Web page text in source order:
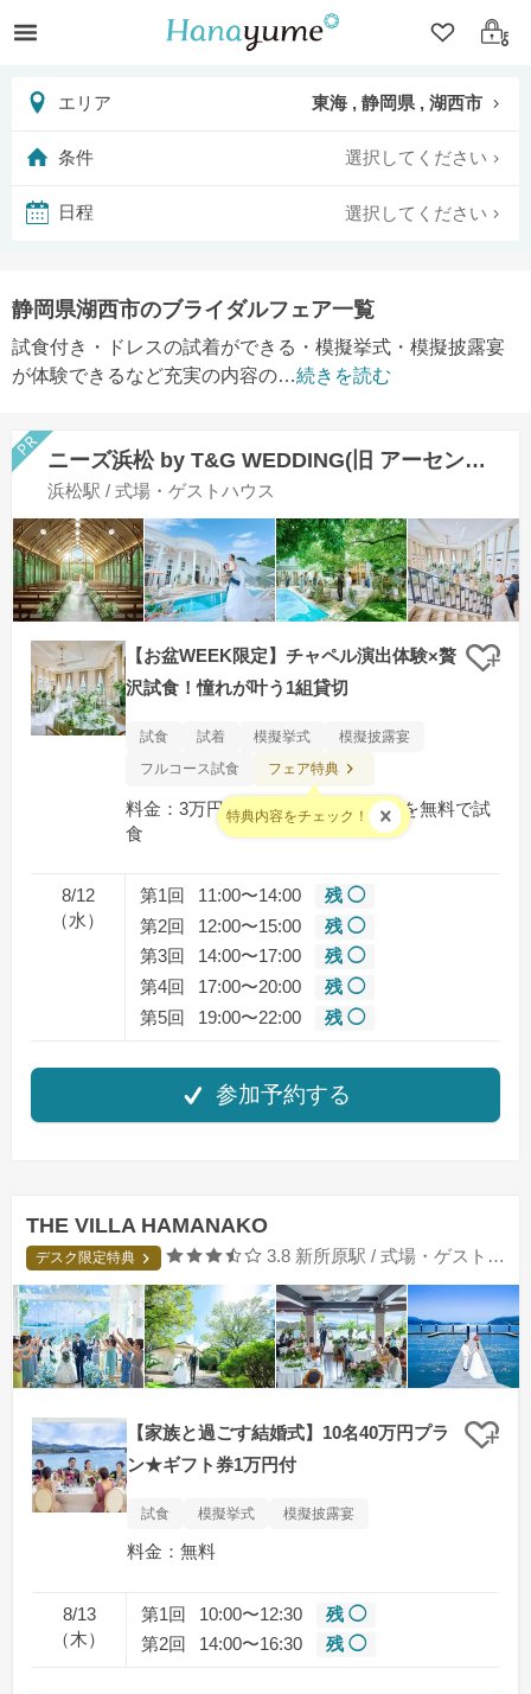
クリップ
ログ
エリア 東海 , 静岡県 , 湖西市
条件 選択してください
日程 選択してください
静岡県湖西市のブライダルフェア一覧
試食付き・ドレスの試着ができる・模擬挙式・模擬披露宴
が体験できるなど充実の内容の…続きを読む
ニーズ浜松 by T&G WEDDING(旧 アーセンティア迎賓館 浜松)
浜松駅 / 式場・ゲストハウス
【お盆WEEK限定】チャペル演出体験×贅
沢試食！憧れが叶う1組貸切
ク
試食 試着 模擬挙式
模擬披露宴
フルコース試食
フェア特典
特典内容をチェック！
料金：3万円相当の絶品フルコースを無料で試
食
8/12
（水）
第1回 11:00〜14:00
残 ◯
第2回
12:00〜15:00
残 ◯
第3回
14:00〜17:00
残 ◯
第4回
17:00〜20:00
残 ◯
第5回
19:00〜22:00 残 ◯
参加予約する
THE VILLA HAMANAKO
デスク限定特典 口コミ評価
3.8 新所原駅 / 式場・ゲストハウス
【家族と過ごす結婚式】10名40万円プラ
ン★ギフト券1万円付
クリ
試食 模擬挙式 模擬披露宴
料金：無料
8/13
（木）
第1回 10:00〜12:30
残 ◯
第2回
14:00〜16:30 残 ◯